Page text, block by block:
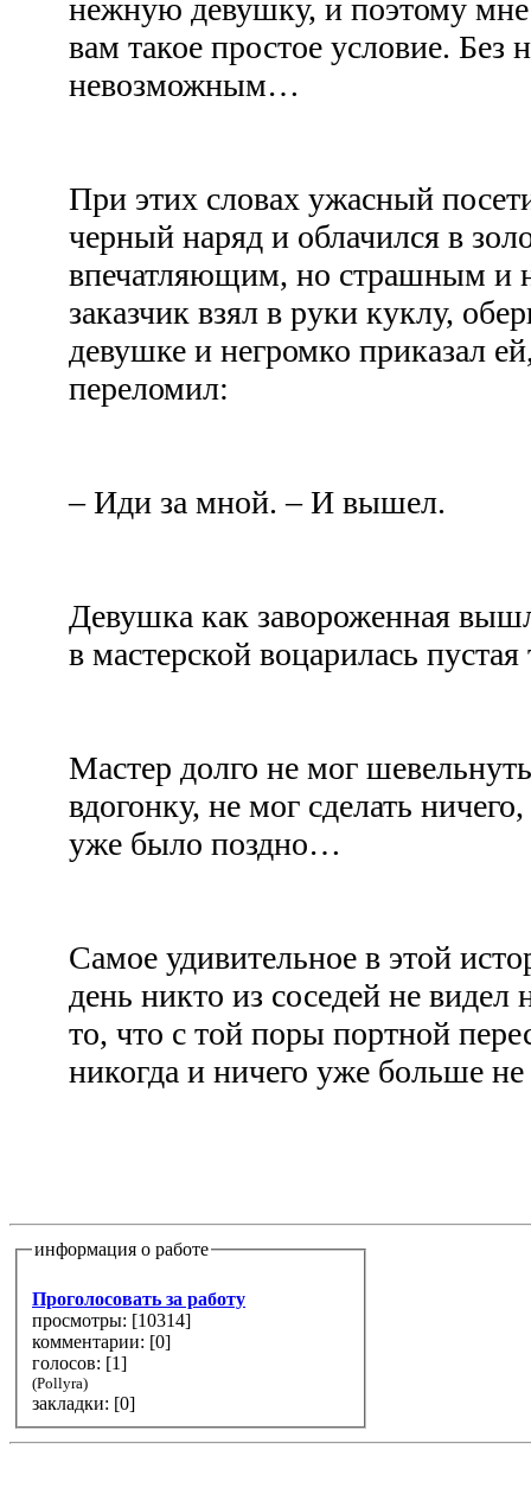
нежную девушку, и поэтому мне
вам такое простое условие.
невозможным…
При этих словах ужасный
черный наряд и облачился в
впечатляющим, но страшным и
заказчик взял в руки куклу,
девушке и негромко приказал
переломил:
– Иди за мной. – И вышел.
Девушка как завороженная
в мастерской воцарилась
Мастер долго не мог
вдогонку, не мог сделать
уже было поздно…
Самое удивительное в этой
день никто из соседей не
то, что с той поры портной
никогда и ничего уже больше
информация о работе
Проголосовать за работу
просмотры: [10314]
комментарии: [0]
голосов: [1]
(Pollyra)
закладки: [0]